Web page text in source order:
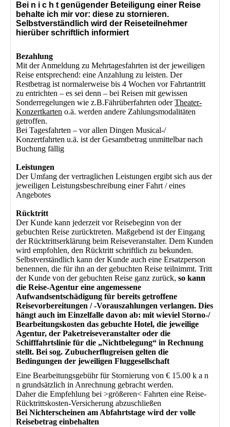
Bei n i c h t genügender Beteiligung einer Reise
behalte ich mir vor: diese zu stornieren.
Selbstverständlich wird der Reiseteilnehmer
hierüber schriftlich informiert
Bezahlung
Mit der Anmeldung zu Mehrtagesfahrten ist der jeweiligen
Reise entsprechend: eine Anzahlung zu leisten. Der
Restbetrag ist normalerweise bis 4 Wochen vor Fahrtantritt
zu entrichten – es sei denn – bei Reisen mit gewissen
Sonderregelungen wie z.B.Fährüberfahrten oderTheater-
Konzertkarten o.ä. werden andere Zahlungsmodalitäten
getroffen.
Bei Tagesfahrten – vor allen Dingen Musical-/
Konzertfahrten u.ä. ist der Gesamtbetrag unmittelbar nach
Buchung fällig
Leistungen
Der Umfang der vertraglichen Leistungen ergibt sich aus der
jeweiligen Leistungsbeschreibung einer Fahrt / eines
Angebotes
Rücktritt
Der Kunde kann jederzeit vor Reisebeginn von der
gebuchten Reise zurücktreten. Maßgebend ist der Eingang
der Rücktrittserklärung beim Reiseveranstalter. Dem Kunden
wird empfohlen, den Rücktritt schriftlich zu bekunden.
Selbstverständlich kann der Kunde auch eine Ersatzperson
benennen, die für ihn an der gebuchten Reise teilnimmt. Tritt
der Kunde von der gebuchten Reise ganz zurück, so kann
die Reise-Agentur eine angemessene
Aufwandsentschädigung für bereits getroffene
Reisevorbereitungen / -Vorauszahlungen verlangen. Dies
hängt auch im Einzelfalle davon ab: mit wieviel Storno-/
Bearbeitungskosten das gebuchte Hotel, die jeweilige
Agentur, der Paketreiseveranstalter oder die
Schifffahrtslinie für die „Nichtbelegung“ in Rechnung
stellt. Bei sog. Zubucherflugreisen gelten die
Bedingungen der jeweiligen Fluggesellschaft
Eine Bearbeitungsgebühr für Stornierung von € 15.00 k a n
n grundsätzlich in Anrechnung gebracht werden.
Daher die Empfehlung bei >größeren< Fahrten eine Reise-
Rücktrittskosten-Versicherung abzuschließen
Bei Nichterscheinen am Abfahrtstage wird der volle
Reisebetrag einbehalten